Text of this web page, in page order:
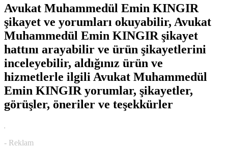
Avukat Muhammedül Emin KINGIR
şikayet ve yorumları okuyabilir, Avukat
Muhammedül Emin KINGIR şikayet
hattını arayabilir ve ürün şikayetlerini
inceleyebilir, aldığınız ürün ve
hizmetlerle ilgili Avukat Muhammedül
Emin KINGIR yorumlar, şikayetler,
görüşler, öneriler ve teşekkürler
.
- Reklam